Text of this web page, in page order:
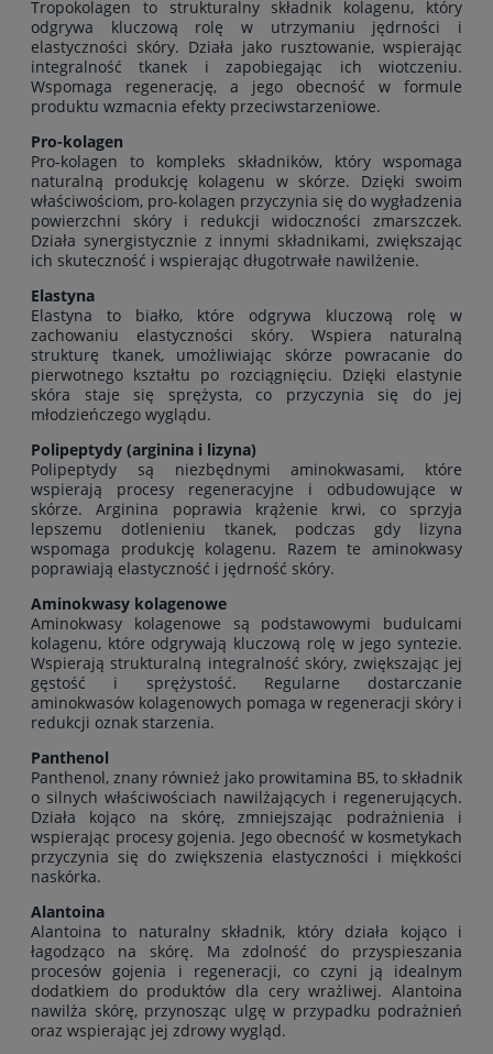
Tropokolagen to strukturalny składnik kolagenu, który
odgrywa kluczową rolę w utrzymaniu jędrności i
elastyczności skóry. Działa jako rusztowanie, wspierając
integralność tkanek i zapobiegając ich wiotczeniu.
Wspomaga regenerację, a jego obecność w formule
produktu wzmacnia efekty przeciwstarzeniowe.
Pro-kolagen
Pro-kolagen to kompleks składników, który wspomaga
naturalną produkcję kolagenu w skórze. Dzięki swoim
właściwościom, pro-kolagen przyczynia się do wygładzenia
powierzchni skóry i redukcji widoczności zmarszczek.
Działa synergistycznie z innymi składnikami, zwiększając
ich skuteczność i wspierając długotrwałe nawilżenie.
Elastyna
Elastyna to białko, które odgrywa kluczową rolę w
zachowaniu elastyczności skóry. Wspiera naturalną
strukturę tkanek, umożliwiając skórze powracanie do
pierwotnego kształtu po rozciągnięciu. Dzięki elastynie
skóra staje się sprężysta, co przyczynia się do jej
młodzieńczego wyglądu.
Polipeptydy (arginina i lizyna)
Polipeptydy są niezbędnymi aminokwasami, które
wspierają procesy regeneracyjne i odbudowujące w
skórze. Arginina poprawia krążenie krwi, co sprzyja
lepszemu dotlenieniu tkanek, podczas gdy lizyna
wspomaga produkcję kolagenu. Razem te aminokwasy
poprawiają elastyczność i jędrność skóry.
Aminokwasy kolagenowe
Aminokwasy kolagenowe są podstawowymi budulcami
kolagenu, które odgrywają kluczową rolę w jego syntezie.
Wspierają strukturalną integralność skóry, zwiększając jej
gęstość i sprężystość. Regularne dostarczanie
aminokwasów kolagenowych pomaga w regeneracji skóry i
redukcji oznak starzenia.
Panthenol
Panthenol, znany również jako prowitamina B5, to składnik
o silnych właściwościach nawilżających i regenerujących.
Działa kojąco na skórę, zmniejszając podrażnienia i
wspierając procesy gojenia. Jego obecność w kosmetykach
przyczynia się do zwiększenia elastyczności i miękkości
naskórka.
Alantoina
Alantoina to naturalny składnik, który działa kojąco i
łagodząco na skórę. Ma zdolność do przyspieszania
procesów gojenia i regeneracji, co czyni ją idealnym
dodatkiem do produktów dla cery wrażliwej. Alantoina
nawilża skórę, przynosząc ulgę w przypadku podrażnień
oraz wspierając jej zdrowy wygląd.